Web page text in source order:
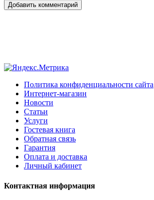
Добавить комментарий
Политика конфиденциальности сайта
Интернет-магазин
Новости
Статьи
Услуги
Гостевая книга
Обратная связь
Гарантия
Оплата и доставка
Личный кабинет
Контактная информация